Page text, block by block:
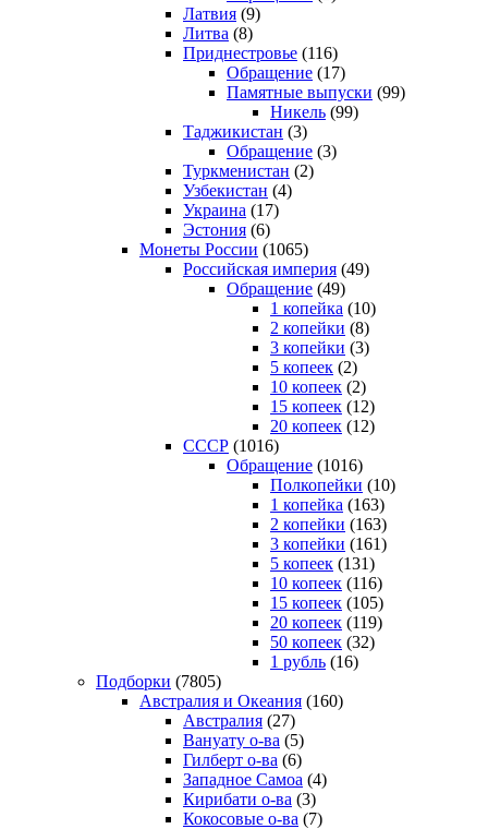
Латвия (9)
Литва (8)
Приднестровье (116)
Обращение (17)
Памятные выпуски (99)
Никель (99)
Таджикистан (3)
Обращение (3)
Туркменистан (2)
Узбекистан (4)
Украина (17)
Эстония (6)
Монеты России (1065)
Российская империя (49)
Обращение (49)
1 копейка (10)
2 копейки (8)
3 копейки (3)
5 копеек (2)
10 копеек (2)
15 копеек (12)
20 копеек (12)
СССР (1016)
Обращение (1016)
Полкопейки (10)
1 копейка (163)
2 копейки (163)
3 копейки (161)
5 копеек (131)
10 копеек (116)
15 копеек (105)
20 копеек (119)
50 копеек (32)
1 рубль (16)
Подборки (7805)
Австралия и Океания (160)
Австралия (27)
Вануату о-ва (5)
Гилберт о-ва (6)
Западное Самоа (4)
Кирибати о-ва (3)
Кокосовые о-ва (7)